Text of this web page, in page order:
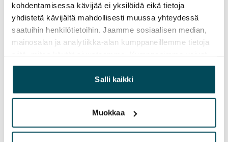
kohdentamisessa kävijää ei yksilöidä eikä tietoja
yhdistetä kävijältä mahdollisesti muussa yhteydessä
saatuihin henkilötietoihin. Jaamme sosiaalisen median,
mainosalan ja analytiikka-alan kumppaneillemme tietoja
yhdistää näitä tietoja muihin tietoihin, joita olet antanut
heille tai joita on kerätty, kun olet käyttänyt heidän
palvelujaan.
Salli kaikki
Muokkaa
Laajakaista
Vuokraan sisältyy 50 M laajakaistaliittymä. Voit hankkia
lisänopeutta etuhintaan ottamalla yhteyttä
operaattoriin Telia.